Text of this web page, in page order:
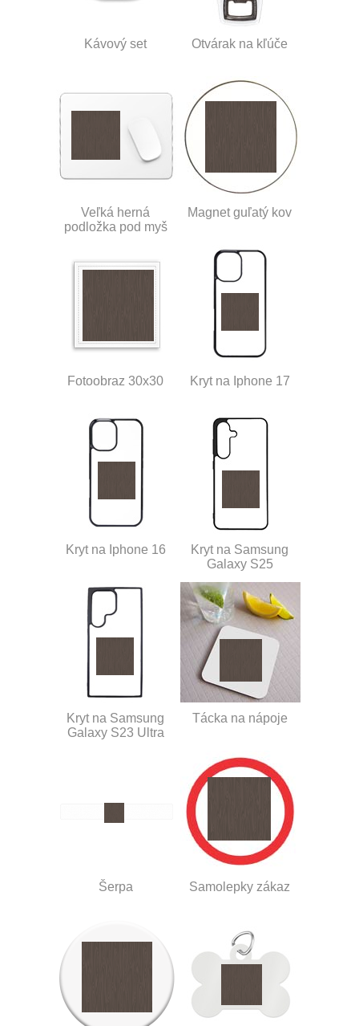
Kávový set Otvárak na kľúče
Veľká herná
podložka pod myš
Magnet guľatý kov
Fotoobraz 30x30 Kryt na Iphone 17
Kryt na Iphone 16
Kryt na Samsung
Galaxy S25
Kryt na Samsung
Galaxy S23 Ultra
Tácka na nápoje
Šerpa Samolepky zákaz